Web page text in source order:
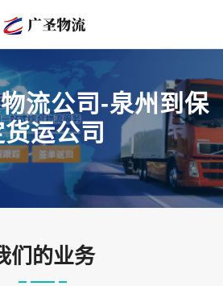
流公司-泉州到保
运公司
们的业务